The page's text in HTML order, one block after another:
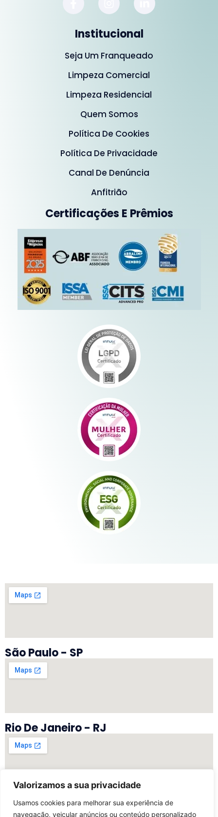
Valorizamos a sua privacidade
Usamos cookies para melhorar sua experiência de
navegação, veicular anúncios ou conteúdo personalizado
Institucional
Seja Um Franqueado
Limpeza Comercial
Limpeza Residencial
Quem Somos
Política De Cookies
Política De Privacidade
Canal De Denúncia
Anfitrião
Certificações E Prêmios
São Paulo - SP
Rio De Janeiro - RJ
Vitória - ES